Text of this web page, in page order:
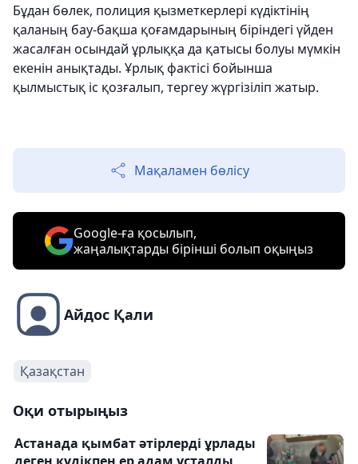
Бұдан бөлек, полиция қызметкерлері күдіктінің
қаланың бау-бақша қоғамдарының біріндегі үйден
жасалған осындай ұрлыққа да қатысы болуы мүмкін
екенін анықтады. Ұрлық фактісі бойынша
қылмыстық іс қозғалып, тергеу жүргізіліп жатыр.
Мақаламен бөлісу
Google-ға қосылып,
жаңалықтарды бірінші болып оқыңыз
Айдос Қали
Қазақстан
Оқи отырыңыз
Астанада қымбат әтірлерді ұрлады